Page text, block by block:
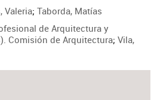
Valeria;Taborda, Matías
de Arquitectura y
Comisión de Arquitectura; Vila,